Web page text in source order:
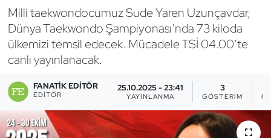
Milli taekwondocumuz Sude Yaren Uzunçavdar,
Dünya Taekwondo Şampiyonası’nda 73 kiloda
ülkemizi temsil edecek. Mücadele TSİ 04.00’te
canlı yayınlanacak.
FANATIK EDITÖR
EDITÖR
25.10.2025 - 23:41
YAYINLANMA
3
GÖSTERIM
Bocce Bowling Dart
Boks
Briç
Buz Hokeyi
Buz Pateni